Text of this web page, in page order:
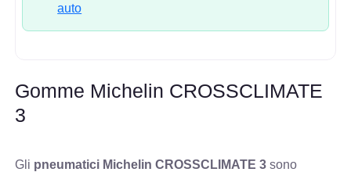
auto
Gomme Michelin CROSSCLIMATE
3
Gli pneumatici Michelin CROSSCLIMATE 3 sono